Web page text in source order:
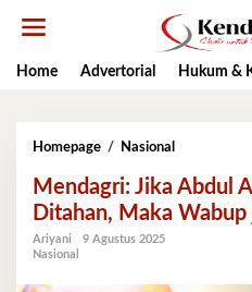
Home
Advertorial Hukum &
Homepage / Nasional
Abdul
Azis
Tersangka
Maka
Mendagri: Jika Abdul
Ditahan, Maka
Ariyani
9 Agustus 2025
Nasional